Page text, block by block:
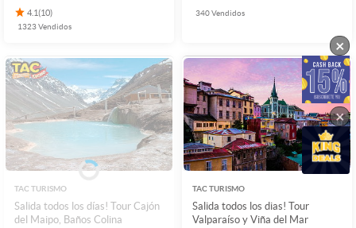
4.1(10)
1323Vendidos
340Vendidos
TAC TURISMO
Salida todos los días! Tour Cajón
del Maipo, Baños Colina
TAC TURISMO
Salida todos los dias! Tour
Valparaíso y Viña del Mar
×
×